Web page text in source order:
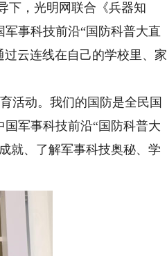
，光明网联合《兵器知
事科技前沿“国防科普大直
云连线在自己的学校里、家
动。我们的国防是全民国
军事科技前沿“国防科普大
就、了解军事科技奥秘、学